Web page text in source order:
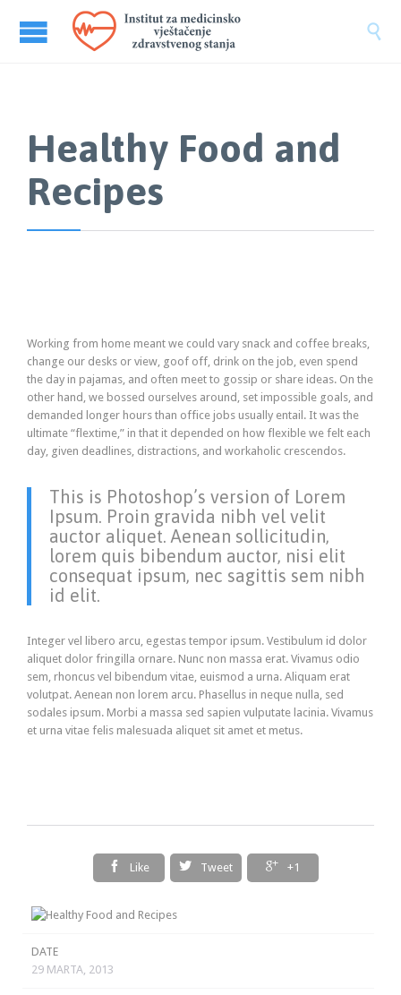

Healthy Food and
Recipes
Working from home meant we could vary snack and coffee breaks,
change our desks or view, goof off, drink on the job, even spend
the day in pajamas, and often meet to gossip or share ideas. On the
other hand, we bossed ourselves around, set impossible goals, and
demanded longer hours than office jobs usually entail. It was the
ultimate “flextime,” in that it depended on how flexible we felt each
day, given deadlines, distractions, and workaholic crescendos.
This is Photoshop’s version of Lorem
Ipsum. Proin gravida nibh vel velit
auctor aliquet. Aenean sollicitudin,
lorem quis bibendum auctor, nisi elit
consequat ipsum, nec sagittis sem nibh
id elit.
Integer vel libero arcu, egestas tempor ipsum. Vestibulum id dolor
aliquet dolor fringilla ornare. Nunc non massa erat. Vivamus odio
sem, rhoncus vel bibendum vitae, euismod a urna. Aliquam erat
volutpat. Aenean non lorem arcu. Phasellus in neque nulla, sed
sodales ipsum. Morbi a massa sed sapien vulputate lacinia. Vivamus
et urna vitae felis malesuada aliquet sit amet et metus.
 Like  Tweet  +1
DATE
29 MARTA, 2013